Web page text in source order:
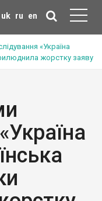
uk ru en
«Україна
жорстку заяву